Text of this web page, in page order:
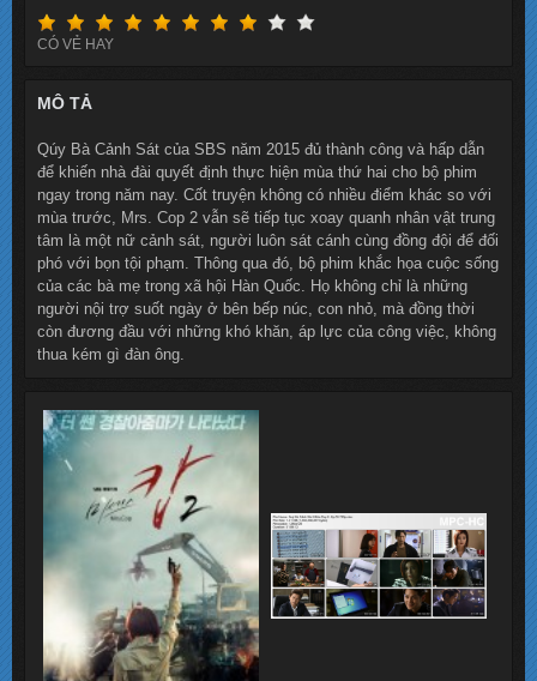
CÓ VẺ HAY
MÔ TẢ
Qúy Bà Cảnh Sát của SBS năm 2015 đủ thành công và hấp dẫn
để khiến nhà đài quyết định thực hiện mùa thứ hai cho bộ phim
ngay trong năm nay. Cốt truyện không có nhiều điểm khác so với
mùa trước, Mrs. Cop 2 vẫn sẽ tiếp tục xoay quanh nhân vật trung
tâm là một nữ cảnh sát, người luôn sát cánh cùng đồng đội để đối
phó với bọn tội phạm. Thông qua đó, bộ phim khắc họa cuộc sống
của các bà mẹ trong xã hội Hàn Quốc. Họ không chỉ là những
người nội trợ suốt ngày ở bên bếp núc, con nhỏ, mà đồng thời
còn đương đầu với những khó khăn, áp lực của công việc, không
thua kém gì đàn ông.